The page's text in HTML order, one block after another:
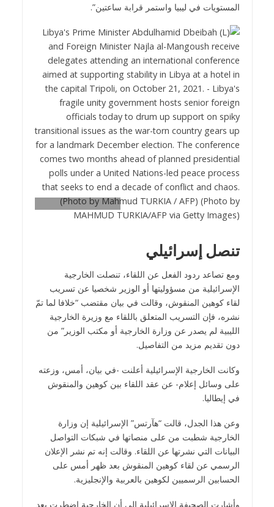
المستويات في ليبيا واستمر قرابة ساعتين”.
تنصل إسرائيلي
ومع تصاعد ردود الفعل عن اللقاء، تنصلت الخارجية
الإسرائيلية من مسؤوليتها أو الوزير شخصيا عن تسريب
لقاء كوهين المنقوش، وقالت في بيان مقتضب “خلافا لما تمّ
نشره، فإن التسريب المتعلق باللقاء مع وزيرة الخارجية
الليبية لم يصدر عن وزارة الخارجية أو مكتب الوزير” من
دون تقديم مزيد من التفاصيل.
وكانت الخارجية الإسرائيلية أعلنت -في بيان، أمس، وزعته
على وسائل إعلام- عن عقد اللقاء بين كوهين والمنقوش
في إيطاليا.
وعن هذا الجدل، قالت “هآرتس” الإسرائيلية إن وزارة
الخارجية شطبت من على منصاتها في شبكات التواصل
البيانات التي نشرتها عن اللقاء. وقالت إنه تم نشر الإعلان
الرسمي عن لقاء كوهين المنقوش بعد ظهر أمس على
الحسابين الرسميين لكوهين بالعربية والإنجليزية.
وأشارت الصحيفة الإسرائيلية إلى أن الخارجية اضطرت بعد